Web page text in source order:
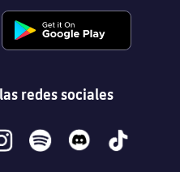
redes sociales
spotify discord tiktok